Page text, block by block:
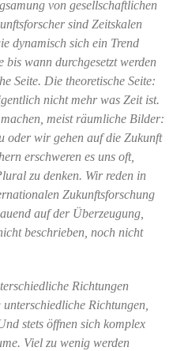
von gesellschaftlichen
sind Zeitskalen
dynamisch sich ein Trend
wann durchgesetzt werden
Seite. Die theoretische Seite:
nicht mehr was Zeit ist.
meist räumliche Bilder:
oder wir gehen auf die Zukunft
erschweren es uns oft,
zu denken. Wir reden in
Zukunftsforschung
auf der Überzeugung,
beschrieben, noch nicht
Richtungen
Richtungen,
stets öffnen sich komplex
Viel zu wenig werden